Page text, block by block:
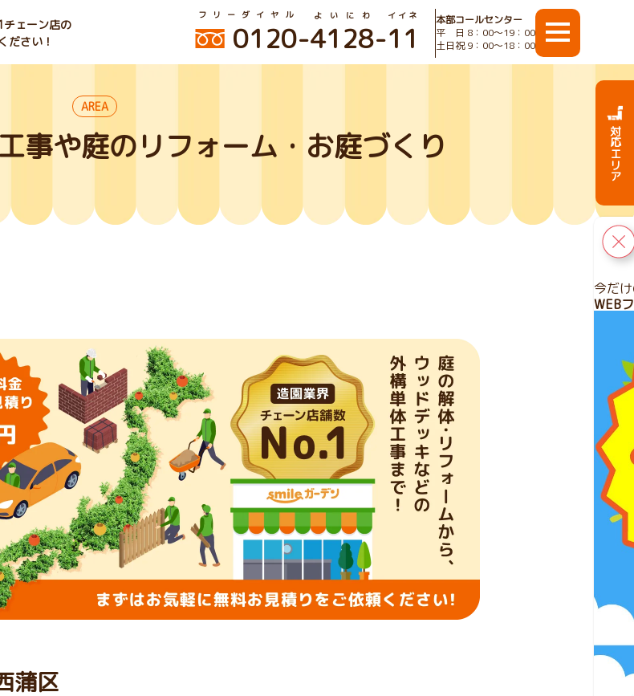
チェーン店の
ださい！
0120
フリーダイヤル
-4128
よいにわ
-11
イイネ
本部コールセンター
平 日 8：00〜19：00
土日祝 9：00〜18：00
AREA
事や庭のリフォーム・お庭づくり
蒲区
対応エリア
今だ
WEB